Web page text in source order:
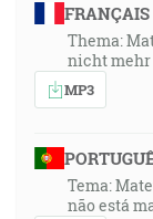
FRANÇAIS
Thema:
nicht mehr
MP3
Tema:
não está